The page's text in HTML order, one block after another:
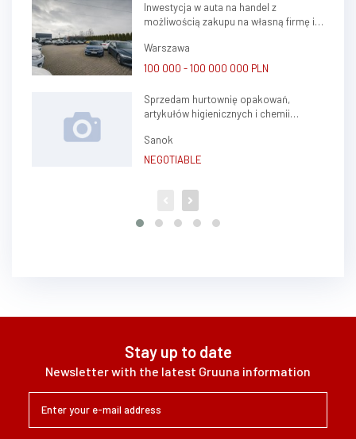
Inwestycja w auta na handel z
możliwością zakupu na własną firmę i
Warszawa
100 000 - 100 000 000 PLN
Sprzedam hurtownię opakowań,
artykułów higienicznych i chemii
Sanok
NEGOTIABLE
Stay up to date
Newsletter with the latest Gruuna information